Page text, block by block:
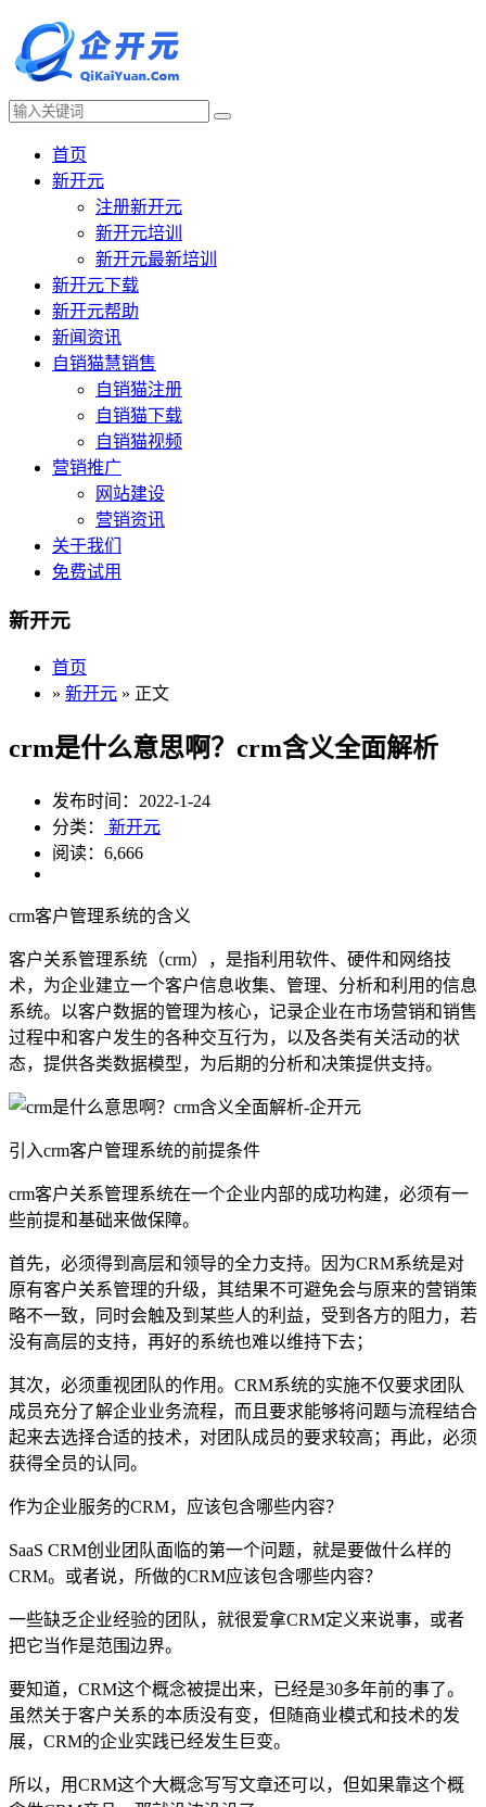
首页
新开元
注册新开元
新开元培训
新开元最新培训
新开元下载
新开元帮助
新闻资讯
自销猫慧销售
自销猫注册
自销猫下载
自销猫视频
营销推广
网站建设
营销资讯
关于我们
免费试用
新开元
首页
» 新开元 » 正文
crm是什么意思啊？crm含义全面解析
发布时间：2022-1-24
分类：
新开元
阅读：6,666
crm客户管理系统的含义
客户关系管理系统（crm），是指利用软件、硬件和网络技
术，为企业建立一个客户信息收集、管理、分析和利用的信息
系统。以客户数据的管理为核心，记录企业在市场营销和销售
过程中和客户发生的各种交互行为，以及各类有关活动的状
态，提供各类数据模型，为后期的分析和决策提供支持。
引入crm客户管理系统的前提条件
crm客户关系管理系统在一个企业内部的成功构建，必须有一
些前提和基础来做保障。
首先，必须得到高层和领导的全力支持。因为CRM系统是对
原有客户关系管理的升级，其结果不可避免会与原来的营销策
略不一致，同时会触及到某些人的利益，受到各方的阻力，若
没有高层的支持，再好的系统也难以维持下去；
其次，必须重视团队的作用。CRM系统的实施不仅要求团队
成员充分了解企业业务流程，而且要求能够将问题与流程结合
起来去选择合适的技术，对团队成员的要求较高；再此，必须
获得全员的认同。
作为企业服务的CRM，应该包含哪些内容？
SaaS CRM创业团队面临的第一个问题，就是要做什么样的
CRM。或者说，所做的CRM应该包含哪些内容？
一些缺乏企业经验的团队，就很爱拿CRM定义来说事，或者
把它当作是范围边界。
要知道，CRM这个概念被提出来，已经是30多年前的事了。
虽然关于客户关系的本质没有变，但随商业模式和技术的发
展，CRM的企业实践已经发生巨变。
所以，用CRM这个大概念写写文章还可以，但如果靠这个概